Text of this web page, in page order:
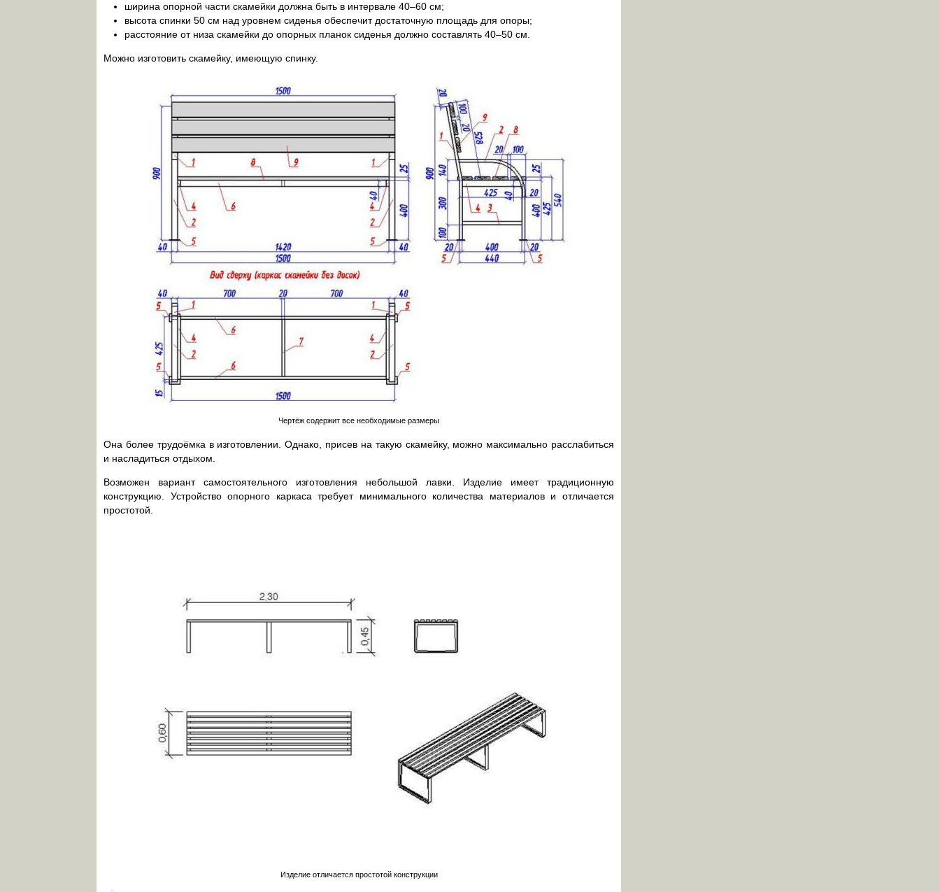
ширина опорной части скамейки должна быть в интервале 40–60 см;
высота спинки 50 см над уровнем сиденья обеспечит достаточную площадь для опоры;
расстояние от низа скамейки до опорных планок сиденья должно составлять 40–50 см.
Можно изготовить скамейку, имеющую спинку.
Чертёж содержит все необходимые размеры
Она более трудоёмка в изготовлении. Однако, присев на такую скамейку, можно максимально расслабиться
и насладиться отдыхом.
Возможен вариант самостоятельного изготовления небольшой лавки. Изделие имеет традиционную
конструкцию. Устройство опорного каркаса требует минимального количества материалов и отличается
простотой.
Изделие отличается простотой конструкции